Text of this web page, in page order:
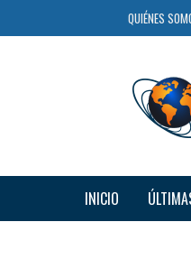
QUIÉNES
INICIO